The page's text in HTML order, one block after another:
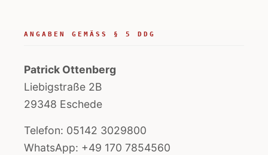
ANGABEN GEMÄSS § 5 DDG
Patrick Ottenberg
Liebigstraße 2B
29348 Eschede
Telefon: 05142 3029800
WhatsApp: +49 170 7854560